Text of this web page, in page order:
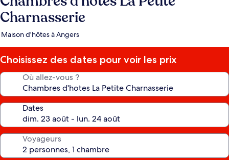
Charnasserie
Maison d'hôtes à Angers
Choisissez des dates pour voir les prix
Où allez-vous ?
Dates
Voyageurs